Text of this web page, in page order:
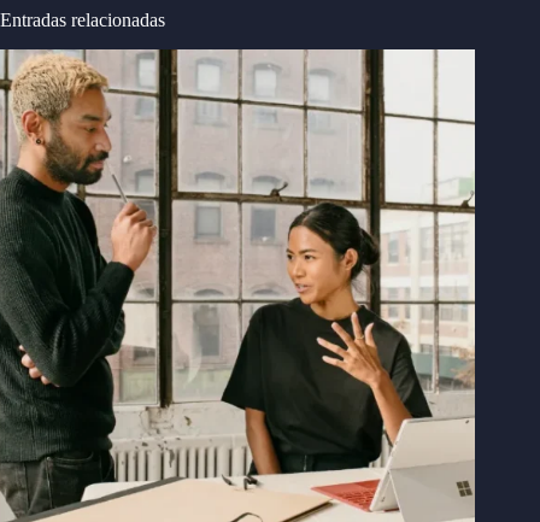
Entradas relacionadas